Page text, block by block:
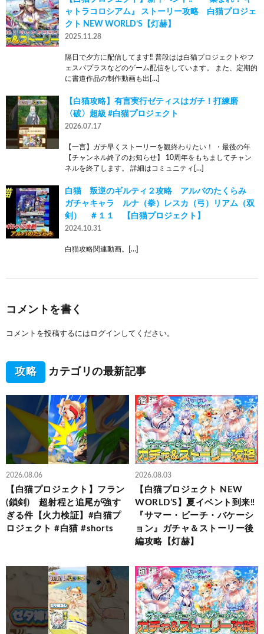
ャトラコロシアム』 ストーリー攻略 白猫プロジェ
クト NEW WORLD’S【灯赫】
2025.11.28
隔日で夕方に配信してます‼ 普段はは白猫プロジェクトやフ
ェスバプラスなどのゲーム配信をしています。 また、定期的
に書道作品の制作動画も出[…]
【白猫攻略】有言実行ゼティスはガチ！打練磨
〈破〉超級 #白猫プロジェクト
2026.07.17
【一言】ガチ早くストーリーを観終わりたい！ ・最後の年
【チャンネル終了のお知らせ】 10周年をもちましてチャン
ネルを終了します。 詳細はコミュニティ[…]
白猫 叛逆のギルティ２攻略 アルバのたくらみ
ガチャキャラ ルナ（拳）レスカ（弓）リアム（双
剣） ＃１１ 【白猫プロジェクト】
2024.10.31
白猫攻略関連動画。[…]
コメントを書く
コメントを投稿するには ログイン してください。
攻略 カテゴリの最新記事
2026.08.06
【白猫プロジェクト】フラン
(鎖剣) 超射程と追尾が強す
ぎる件【火力検証】#白猫プ
ロジェクト #白猫 #shorts
2026.08.03
【白猫プロジェクト NEW
WORLD’S】夏イベント到来‼
『サマー・ビーチ・バケーシ
ョン』ガチャ＆ストーリー後
編攻略【灯赫】